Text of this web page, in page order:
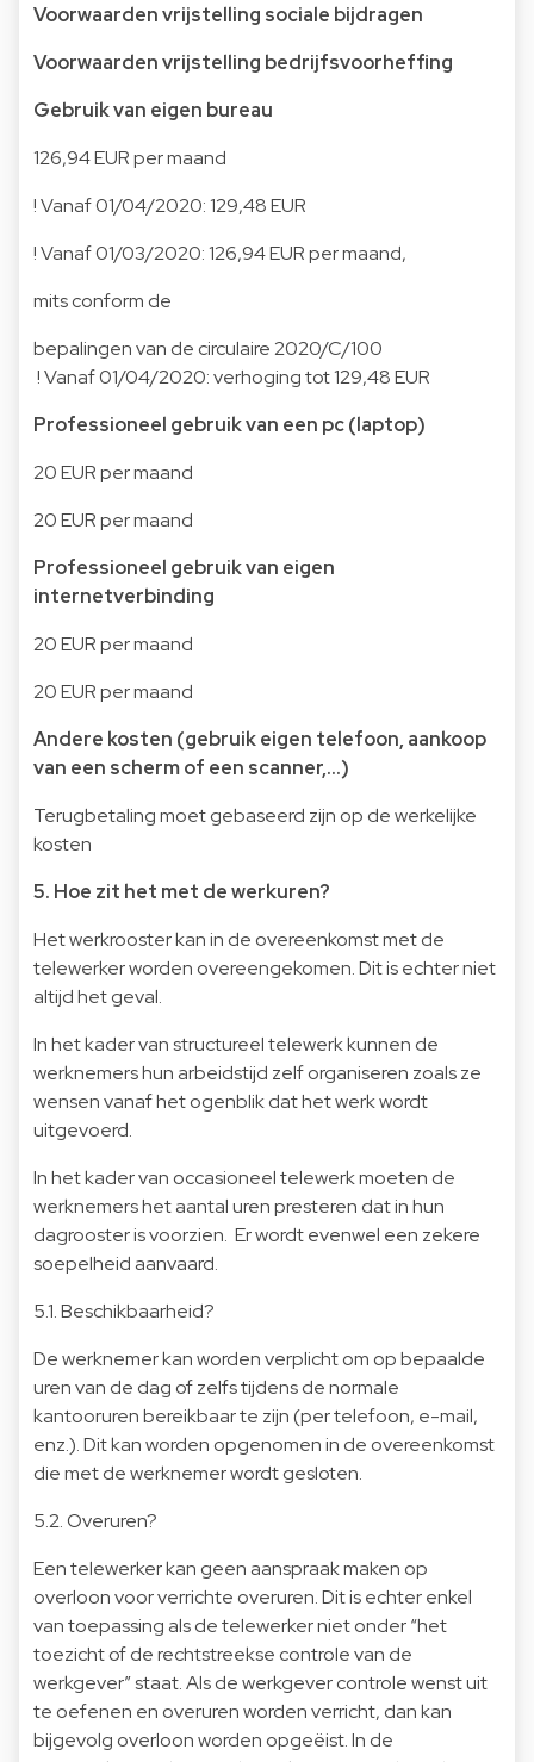
Voorwaarden vrijstelling sociale bijdragen
Voorwaarden vrijstelling bedrijfsvoorheffing
Gebruik van eigen bureau
126,94 EUR per maand
! Vanaf 01/04/2020: 129,48 EUR
! Vanaf 01/03/2020: 126,94 EUR per maand,
mits conform de
bepalingen van de circulaire2020/C/100
! Vanaf 01/04/2020: verhoging tot 129,48 EUR
Professioneel gebruik van een pc (laptop)
20 EUR per maand
20 EUR per maand
Professioneel gebruik van eigen
internetverbinding
20 EUR per maand
20 EUR per maand
Andere kosten (gebruik eigen telefoon, aankoop
van een scherm of een scanner,…)
Terugbetaling moet gebaseerd zijn op de werkelijke
kosten
5. Hoe zit het met de werkuren?
Het werkrooster kan in de overeenkomst met de
telewerker worden overeengekomen. Dit is echter niet
altijd het geval.
In het kader van structureel telewerk kunnen de
werknemers hun arbeidstijd zelf organiseren zoals ze
wensen vanaf het ogenblik dat het werk wordt
uitgevoerd.
In het kader van occasioneel telewerk moeten de
werknemers het aantal uren presteren dat in hun
dagrooster is voorzien. Er wordt evenwel een zekere
soepelheid aanvaard.
5.1. Beschikbaarheid?
De werknemer kan worden verplicht om op bepaalde
uren van de dag of zelfs tijdens de normale
kantooruren bereikbaar te zijn (per telefoon, e-mail,
enz.). Dit kan worden opgenomen in de overeenkomst
die met de werknemer wordt gesloten.
5.2. Overuren?
Een telewerker kan geen aanspraak maken op
overloon voor verrichte overuren. Dit is echter enkel
van toepassing als de telewerker niet onder “het
toezicht of de rechtstreekse controle van de
werkgever” staat. Als de werkgever controle wenst uit
te oefenen en overuren worden verricht, dan kan
bijgevolg overloon worden opgeëist. In de